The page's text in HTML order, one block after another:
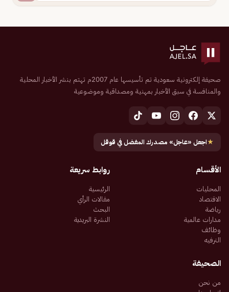
صحيفة إلكترونية سعودية تم تأسيسها عام 2007م تهتم بنشر الأخبار المحلية
والمنافسة في سبق الأخبار بمهنية ومصداقية وموضوعية
★اجعل «عاجل» مصدرك المفضل في قوقل
الأقسام
المحليات
الاقتصاد
رياضة
مدارات عالمية
وظائف
الترفيه
روابط سريعة
الرئيسية
مقالات الرأي
البحث
النشرة البريدية
الصحيفة
من نحن